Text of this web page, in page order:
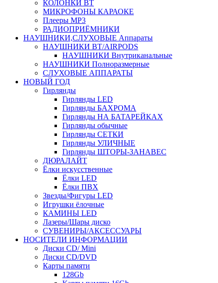
КОЛОНКИ BT
МИКРОФОНЫ КАРАОКЕ
Плееры MP3
РАДИОПРИЁМНИКИ
НАУШНИКИ,СЛУХОВЫЕ Аппараты
НАУШНИКИ BT/AIRPODS
НАУШНИКИ Внутриканальные
НАУШНИКИ Полноразмерные
СЛУХОВЫЕ АППАРАТЫ
НОВЫЙ ГОД
Гирлянды
Гирлянды LED
Гирлянды БАХРОМА
Гирлянды НА БАТАРЕЙКАХ
Гирлянды обычные
Гирлянды СЕТКИ
Гирлянды УЛИЧНЫЕ
Гирлянды ШТОРЫ-ЗАНАВЕС
ДЮРАЛАЙТ
Ёлки искусственные
Ёлки LED
Ёлки ПВХ
Звезды/Фигуры LED
Игрушки ёлочные
КАМИНЫ LED
Лазеры/Шары диско
СУВЕНИРЫ/АКСЕССУАРЫ
НОСИТЕЛИ ИНФОРМАЦИИ
Диски CD/ Mini
Диски CD/DVD
Карты памяти
128Gb